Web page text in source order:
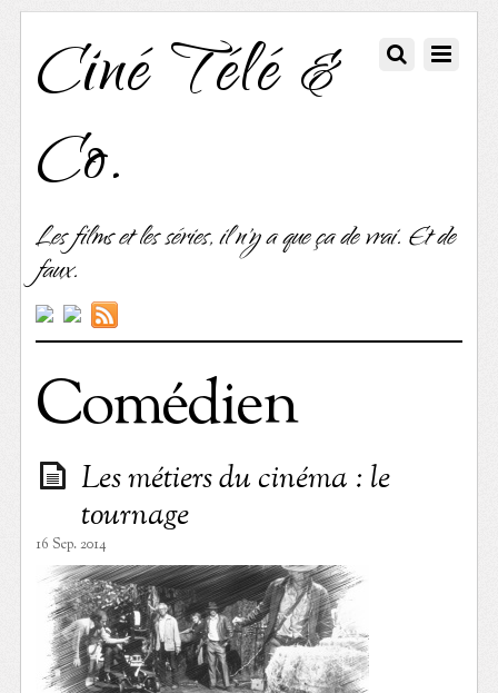
Ciné Télé &
Co.
Les films et les séries, il n'y a que ça de vrai. Et de
faux.
Comédien
Les métiers du cinéma : le
tournage
16 Sep. 2014